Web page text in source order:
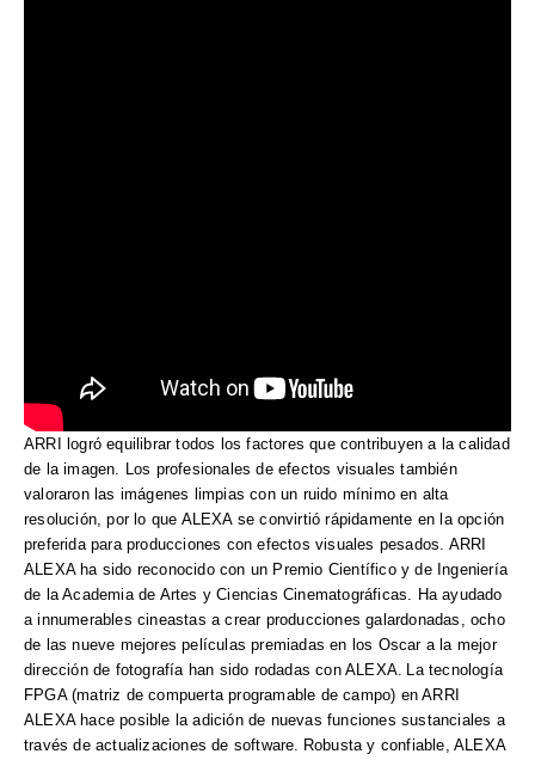
ARRI logró equilibrar todos los factores que contribuyen a la calidad
de la imagen. Los profesionales de efectos visuales también
valoraron las imágenes limpias con un ruido mínimo en alta
resolución, por lo que ALEXA se convirtió rápidamente en la opción
preferida para producciones con efectos visuales pesados. ARRI
ALEXA ha sido reconocido con un Premio Científico y de Ingeniería
de la Academia de Artes y Ciencias Cinematográficas. Ha ayudado
a innumerables cineastas a crear producciones galardonadas, ocho
de las nueve mejores películas premiadas en los Oscar a la mejor
dirección de fotografía han sido rodadas con ALEXA. La tecnología
FPGA (matriz de compuerta programable de campo) en ARRI
ALEXA hace posible la adición de nuevas funciones sustanciales a
través de actualizaciones de software. Robusta y confiable, ALEXA